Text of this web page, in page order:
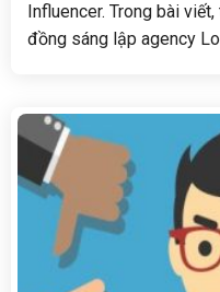
Influencer. Trong bài
đồng sáng lập agency